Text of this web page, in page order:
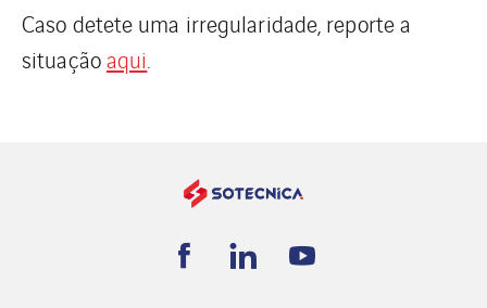
Caso detete uma irregularidade, reporte a
situaçãoaqui.